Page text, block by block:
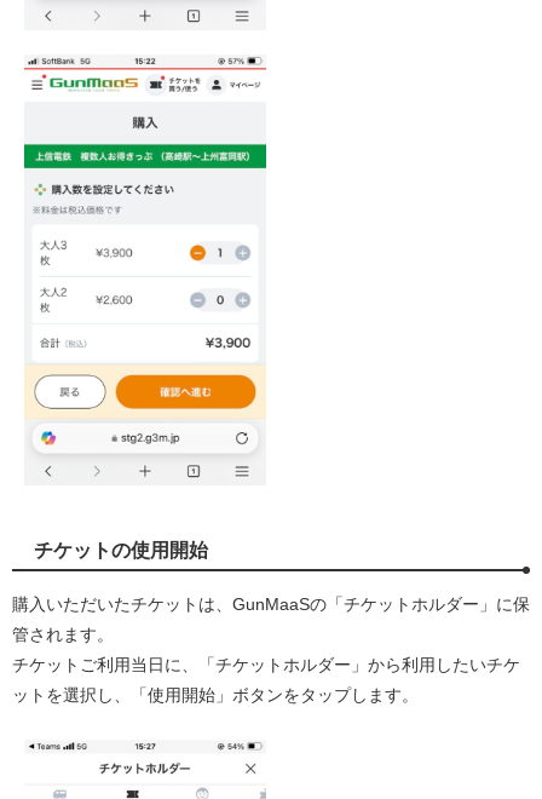
チケットの使用開始
購入いただいたチケットは、GunMaaSの「チケットホルダー」に保
管されます。
チケットご利用当日に、「チケットホルダー」から利用したいチケ
ットを選択し、「使用開始」ボタンをタップします。